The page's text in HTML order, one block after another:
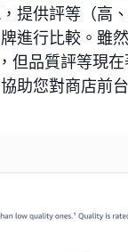
提供評等（高
進行比較。雖
但品質評等現
助您對商店前